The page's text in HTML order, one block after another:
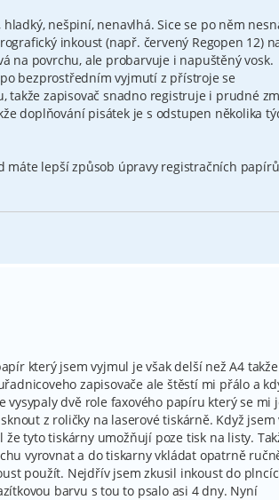
nešpiní, nenavlhá. Sice se po něm
inkoust (např. červený Regopen 12)
na povrchu, ale probarvuje i napuštěný vosk.
bezprostředním vyjmutí z přístroje se
takže zapisovač snadno registruje i prudné
doplňování pisátek je s odstupen několika
máte lepší způsob úpravy registračních
který jsem vyjmul je však delší než A4
zapisovače ale štěstí mi přálo a
dvě role faxového papíru který se mi
z roličky na laserové tiskárně. Když jsem
tyto tiskárny umožňují poze tisk na listy.
vyrovnat a do tiskarny vkládat opatrně
použít. Nejdřív jsem zkusil inkoust do
barvu s tou to psalo asi 4 dny. Nyní